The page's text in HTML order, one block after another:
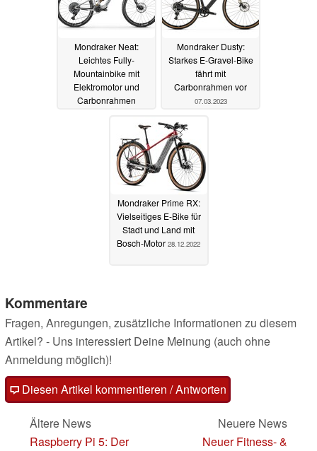
Mondraker Neat:
Leichtes Fully-
Mountainbike mit
Elektromotor und
Carbonrahmen
Mondraker Dusty:
Starkes E-Gravel-Bike
fährt mit
Carbonrahmen vor
07.03.2023
Mondraker Prime RX:
Vielseitiges E-Bike für
Stadt und Land mit
Bosch-Motor 28.12.2022
Kommentare
Fragen, Anregungen, zusätzliche Informationen zu diesem
Artikel? - Uns interessiert Deine Meinung (auch ohne
Anmeldung möglich)!
Diesen Artikel kommentieren / Antworten
Ältere News
Raspberry Pi 5: Der
Neuere News
Neuer Fitness- &